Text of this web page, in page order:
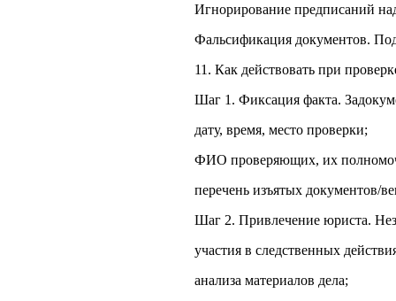
Игнорирование предписаний
Фальсификация документов.
11. Как действовать при
Шаг 1. Фиксация факта.
дату, время, место проверки;
ФИО проверяющих, их
перечень изъятых документов/
Шаг 2. Привлечение юриста.
участия в следственных
анализа материалов дела;